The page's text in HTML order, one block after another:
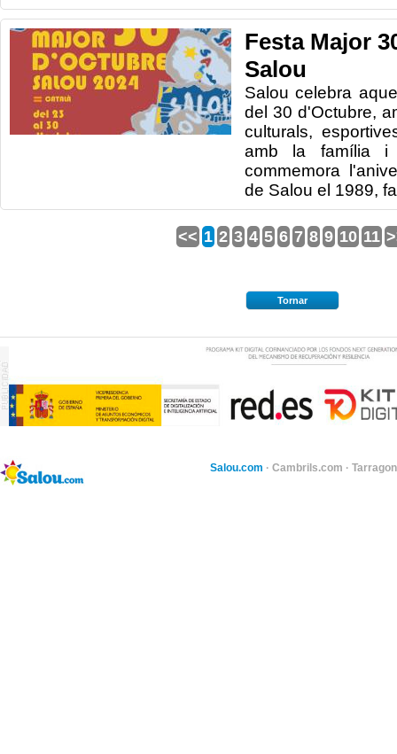
Festa Major
Salou
Salou celebra
del 30 d'Octubre,
culturals,
amb la família i
commemora
de Salou el 1989,
<< 1 2 3 4 5 6 7 8 9 10 11
Tornar
Salou.com · Cambrils.com ·